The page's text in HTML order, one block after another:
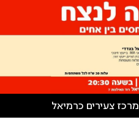
מרכז צעירים כרמיאל